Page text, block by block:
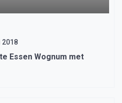
2018
Essen Wognum met